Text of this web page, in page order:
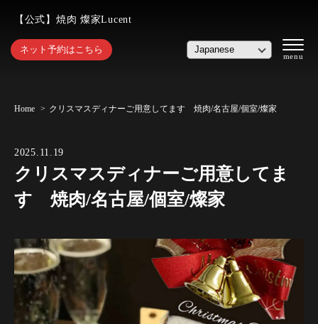
【公式】焼肉 燦家Lucent
ネット予約はこちら
Home クリスマスディナーご用意してます 焼肉/名古屋/個室/燦家
2025.11.19
クリスマスディナーご用意してま
す 焼肉/名古屋/個室/燦家